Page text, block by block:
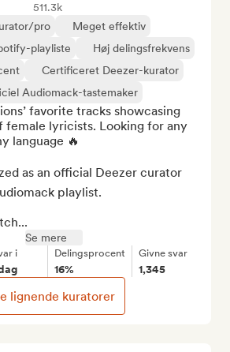
511.3k
pro
Meget effektiv
playliste
Høj delingsfrekvens
Certificeret Deezer-kurator
Audiomack-tastemaker
favorite tracks showcasing
female lyricists. Looking for any
language 🔥
as an official Deezer curator
playlist.
Se mere
i Delingsprocent
16%
Givne svar
1,345
lignende kuratorer